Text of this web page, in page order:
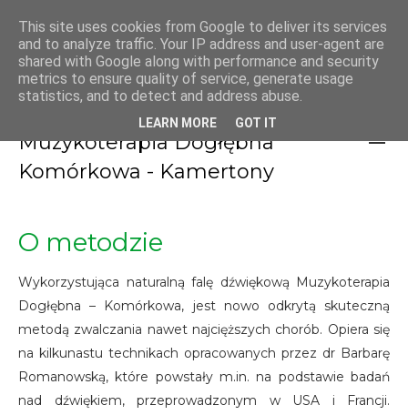
GABINET TERAPII
NATURALNYCH PAWEŁ
KLONOWSKI
Muzykoterapia Dogłębna
Komórkowa - Kamertony
O metodzie
Wykorzystująca naturalną falę dźwiękową Muzykoterapia
Dogłębna – Komórkowa, jest nowo odkrytą skuteczną
metodą zwalczania nawet najcięższych chorób. Opiera się
na kilkunastu technikach opracowanych przez dr Barbarę
Romanowską, które powstały m.in. na podstawie badań
nad dźwiękiem, przeprowadzonym w USA i Francji.
This site uses cookies from Google to deliver its services
and to analyze traffic. Your IP address and user-agent are
shared with Google along with performance and security
metrics to ensure quality of service, generate usage
statistics, and to detect and address abuse.
LEARN MORE GOT IT